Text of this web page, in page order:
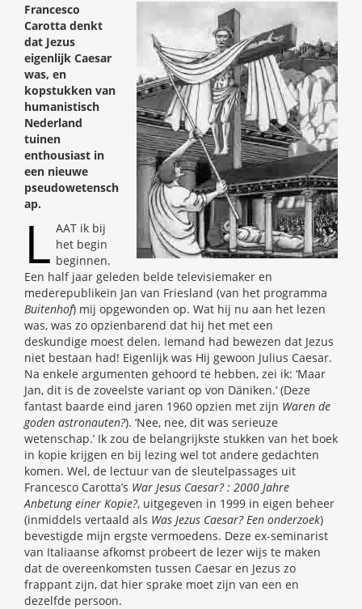
Francesco
Carotta denkt
dat Jezus
eigenlijk Caesar
was, en
kopstukken van
humanistisch
Nederland
tuinen
enthousiast in
een nieuwe
pseudowetensch
ap.
L AAT ik bij
het begin
beginnen.
Een half jaar geleden belde televisiemaker en
mederepublikein Jan van Friesland (van het programma
Buitenhof) mij opgewonden op. Wat hij nu aan het lezen
was, was zo opzienbarend dat hij het met een
deskundige moest delen. Iemand had bewezen dat Jezus
niet bestaan had! Eigenlijk was Hij gewoon Julius Caesar.
Na enkele argumenten gehoord te hebben, zei ik: ‘Maar
Jan, dit is de zoveelste variant op von Däniken.’ (Deze
fantast baarde eind jaren 1960 opzien met zijn Waren de
goden astronauten?). ‘Nee, nee, dit was serieuze
wetenschap.’ Ik zou de belangrijkste stukken van het boek
in kopie krijgen en bij lezing wel tot andere gedachten
komen. Wel, de lectuur van de sleutelpassages uit
Francesco Carotta’s War Jesus Caesar? : 2000 Jahre
Anbetung einer Kopie?, uitgegeven in 1999 in eigen beheer
(inmiddels vertaald als Was Jezus Caesar? Een onderzoek)
bevestigde mijn ergste vermoedens. Deze ex-seminarist
van Italiaanse afkomst probeert de lezer wijs te maken
dat de overeenkomsten tussen Caesar en Jezus zo
frappant zijn, dat hier sprake moet zijn van een en
dezelfde persoon.